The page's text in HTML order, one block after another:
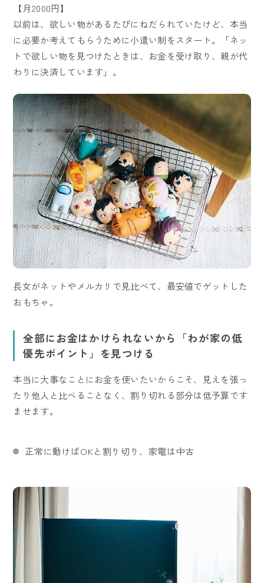
【月2000円】
以前は、欲しい物があるたびにねだられていたけど、本当
に必要か考えてもらうために小遣い制をスタート。「ネッ
トで欲しい物を見つけたときは、お金を受け取り、親が代
わりに決済しています」。
長女がネットやメルカリで見比べて、最安値でゲットした
おもちゃ。
全部にお金はかけられないから「わが家の低
優先ポイント」を見つける
本当に大事なことにお金を使いたいからこそ、見えを張っ
たり他人と比べることなく、割り切れる部分は低予算です
ませます。
正常に動けばOKと割り切り、家電は中古